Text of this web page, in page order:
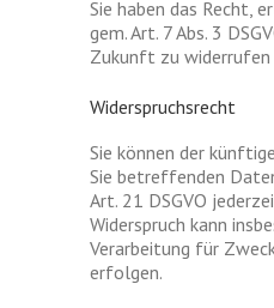
Sie haben das Recht,
gem. Art. 7 Abs. 3
Zukunft zu widerrufen
Widerspruchsrecht
Sie können der
Sie betreffenden
Art. 21 DSGVO
Widerspruch kann
Verarbeitung für
erfolgen.